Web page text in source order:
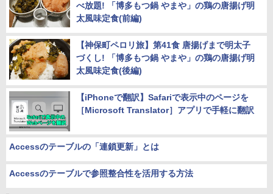
べ放題! 「博多もつ鍋 やまや」の鶏の唐揚げ明
太風味定食(前編)
【神保町ペロリ旅】第41食 唐揚げまで明太子
づくし! 「博多もつ鍋 やまや」の鶏の唐揚げ明
太風味定食(後編)
【iPhoneで翻訳】Safariで表示中のページを
［Microsoft Translator］アプリで手軽に翻訳
Accessのテーブルの「連鎖更新」とは
Accessのテーブルで参照整合性を活用する方法